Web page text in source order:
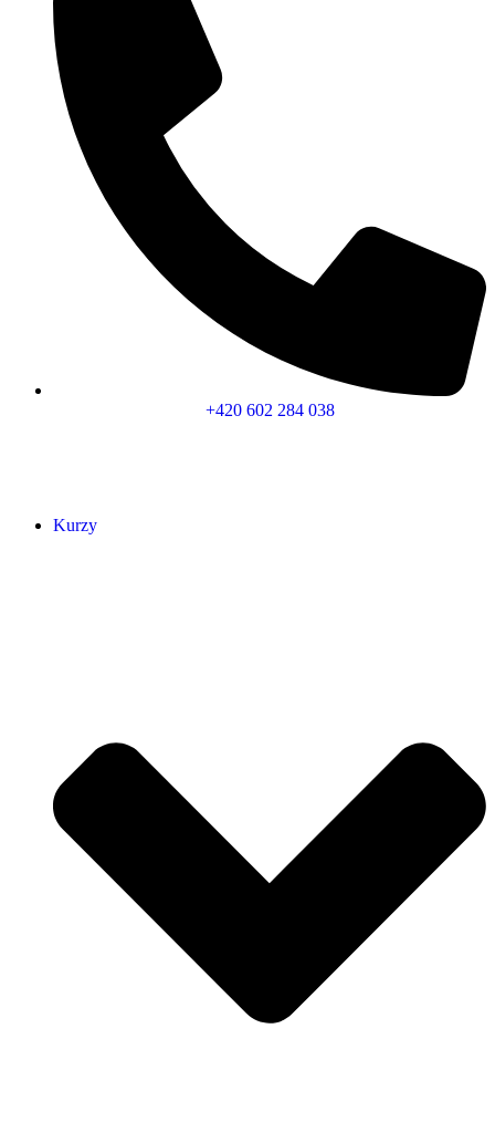
+420 602 284 038
Kurzy